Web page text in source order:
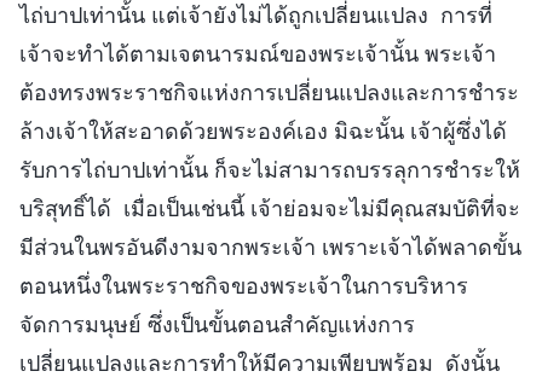
ไถ่บาปเท่านั้น แต่เจ้ายังไม่ได้ถูกเปลี่ยนแปลง การที่
เจ้าจะทำได้ตามเจตนารมณ์ของพระเจ้านั้น พระเจ้า
ต้องทรงพระราชกิจแห่งการเปลี่ยนแปลงและการชำระ
ล้างเจ้าให้สะอาดด้วยพระองค์เอง มิฉะนั้น เจ้าผู้ซึ่งได้
รับการไถ่บาปเท่านั้น ก็จะไม่สามารถบรรลุการชำระให้
บริสุทธิ์ได้ เมื่อเป็นเช่นนี้ เจ้าย่อมจะไม่มีคุณสมบัติที่จะ
มีส่วนในพรอันดีงามจากพระเจ้า เพราะเจ้าได้พลาดขั้น
ตอนหนึ่งในพระราชกิจของพระเจ้าในการบริหาร
จัดการมนุษย์ ซึ่งเป็นขั้นตอนสำคัญแห่งการ
เปลี่ยนแปลงและการทำให้มีความเพียบพร้อม ดังนั้น